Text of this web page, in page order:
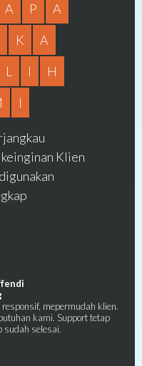
A P
A
K
A
L I
H
I
Klien
mepermudah klien.
kami. Support tetap
sudah selesai.